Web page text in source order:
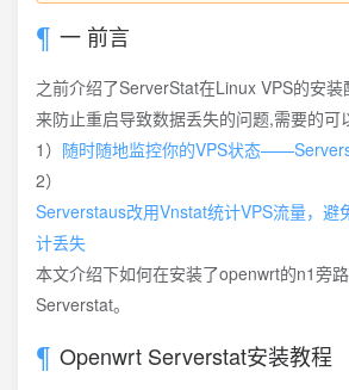
一 前言
之前介绍了ServerStat在Linux VPS的安
来防止重启导致数据丢失的问题,需要的可
1） 随时随地监控你的VPS状态
2）
Serverstaus改用Vnstat统计VPS流量，避
计丢失
本文介绍下如何在安装了openwrt的n1旁
Serverstat。
Openwrt Serverstat安装教程